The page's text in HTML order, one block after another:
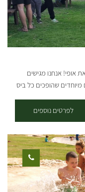
בשולי תל גמה ונפנה
שמאלה, נחצה את הערוץ
נחל הבשור, נטפס על הגדה הנגדית ונמשיך אל נחל אסף. לאחר כ1.5 ק"מ
כנסת מעון. נמשיך
(ימינה). קרדיט
אופניים בשטח
אופי! אנחנו מגישים
מיוחדים שהופכים כל ביס
אוכל טוב, אווירה
ושעות הפתיחה, מומלץ
לפרטים נוספים